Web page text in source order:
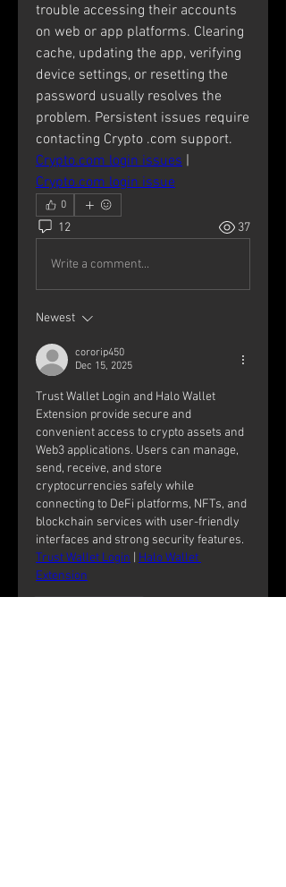
trouble accessing their accounts
on web or app platforms. Clearing
cache, updating the app, verifying
device settings, or resetting the
password usually resolves the
problem. Persistent issues require
Crypto.com login issues
Crypto.com login issue
0
12 37
Write a comment...
Newest
cororip450
Dec 15, 2025
Trust Wallet Login and Halo Wallet
Extension provide secure and
convenient access to crypto assets and
Web3 applications. Users can manage,
send, receive, and store
cryptocurrencies safely while
connecting to DeFi platforms, NFTs, and
blockchain services with user-friendly
Trust Wallet Login | Halo Wallet
Extension